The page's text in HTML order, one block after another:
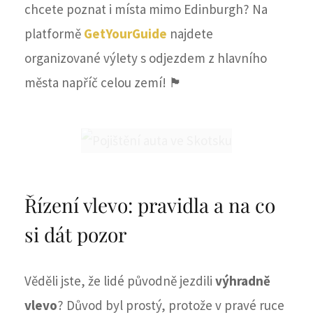
chcete poznat i místa mimo Edinburgh? Na
platformě GetYourGuide najdete
organizované výlety s odjezdem z hlavního
města napříč celou zemí! 🏴󠁧󠁢󠁳󠁣󠁴󠁿
Řízení vlevo: pravidla a na co
si dát pozor
Věděli jste, že lidé původně jezdili výhradně
vlevo? Důvod byl prostý, protože v pravé ruce